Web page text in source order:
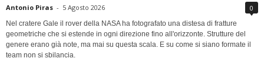
Antonio Piras - 5 Agosto 2026 0
Nel cratere Gale il rover della NASA ha fotografato una distesa di fratture
geometriche che si estende in ogni direzione fino all'orizzonte. Strutture del
genere erano già note, ma mai su questa scala. E su come si siano formate il
team non si sbilancia.